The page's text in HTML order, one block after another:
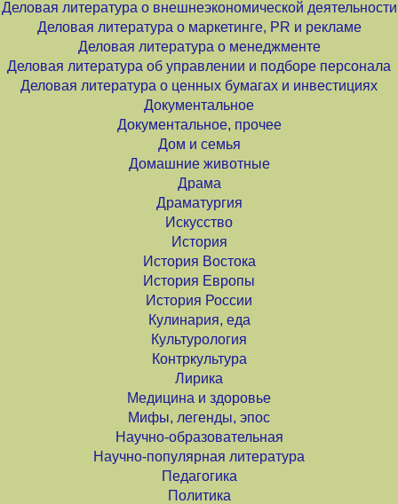
Деловая литература о внешнеэкономической деятельности
Деловая литература о маркетинге, PR и рекламе
Деловая литература о менеджменте
Деловая литература об управлении и подборе персонала
Деловая литература о ценных бумагах и инвестициях
Документальное
Документальное, прочее
Дом и семья
Домашние животные
Драма
Драматургия
Искусство
История
История Востока
История Европы
История России
Кулинария, еда
Культурология
Контркультура
Лирика
Медицина и здоровье
Мифы, легенды, эпос
Научно-образовательная
Научно-популярная литература
Педагогика
Политика